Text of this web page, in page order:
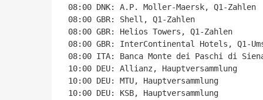
08:00 DNK: A.P. Moller-Maersk, Q1-Zahlen
08:00 GBR: Shell, Q1-Zahlen
08:00 GBR: Helios Towers, Q1-Zahlen
08:00 GBR: InterContinental Hotels, Q1-
08:00 ITA: Banca Monte dei Paschi di
10:00 DEU: Allianz, Hauptversammlung
10:00 DEU: MTU, Hauptversammlung
10:00 DEU: KSB, Hauptversammlung